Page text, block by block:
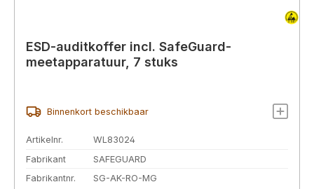
ESD-auditkoffer incl. SafeGuard-
meetapparatuur, 7 stuks
Binnenkort beschikbaar
Artikelnr.
WL83024
Fabrikant
SAFEGUARD
Fabrikantnr.
SG-AK-RO-MG